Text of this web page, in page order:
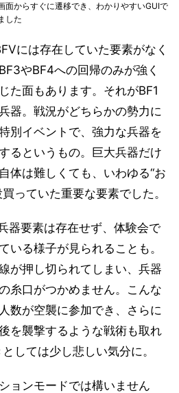
面からすぐに遷移でき、わかりやすいGUIで
した
には存在していた要素がなく
やBF4への回帰のみが強く
た面もあります。それがBF1
器。戦況がどちらかの勢力に
別イベントで、強力な兵器を
るというもの。巨大兵器だけ
体は難しくても、いわゆる“お
っていた重要な要素でした。
器要素は存在せず、体験会で
いる様子が見られることも。
が押し切られてしまい、兵器
糸口がつかめません。こんな
数が空襲に参加でき、さらに
を襲撃するような戦術も取れ
しては少し悲しい気分に。
ョンモードでは構いません